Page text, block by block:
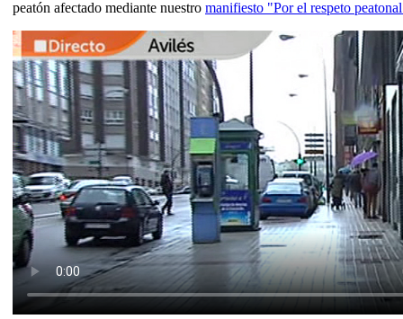
peatón afectado mediante nuestro manifiesto "Por el respeto